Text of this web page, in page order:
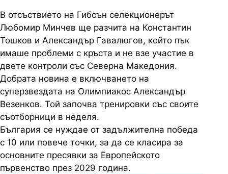
В отсъствието на Гибсън селекционерът
Любомир Минчев ще разчита на Константин
Тошков и Александър Гавалюгов, който пък
имаше проблеми с кръста и не взе участие в
двете контроли със Северна Македония.
Добрата новина е включването на
суперзвездата на Олимпиакос Александър
Везенков. Той започва тренировки със своите
съотборници в неделя.
България се нуждае от задължителна победа
с 10 или повече точки, за да се класира за
основните пресявки за Европейското
първенство през 2029 година.